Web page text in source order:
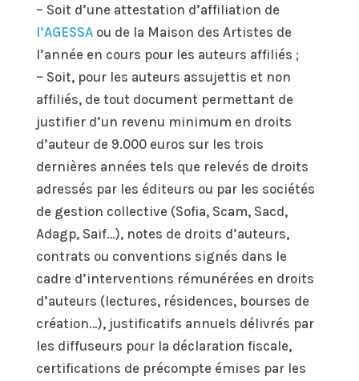
– Soit d’une attestation d’affiliation de
l’AGESSAou de la Maison des Artistes de
l’année en cours pour les auteurs affiliés ;
– Soit, pour les auteurs assujettis et non
affiliés, de tout document permettant de
justifier d’un revenu minimum en droits
d’auteur de 9.000 euros sur les trois
dernières années tels que relevés de droits
adressés par les éditeurs ou par les sociétés
de gestion collective (Sofia, Scam, Sacd,
Adagp, Saif…), notes de droits d’auteurs,
contrats ou conventions signés dans le
cadre d’interventions rémunérées en droits
d’auteurs (lectures, résidences, bourses de
création…), justificatifs annuels délivrés par
les diffuseurs pour la déclaration fiscale,
certifications de précompte émises par les